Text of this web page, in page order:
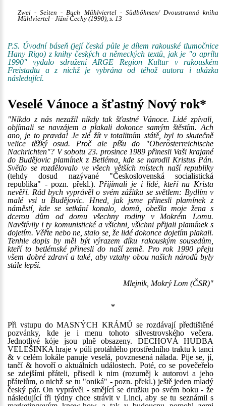
Zwei - Seiten - Buch Mühlviertel - Südböhmen/ Dvoustranná kniha
Mühlviertel - Jižní Čechy (1990), s. 13
P.S. Úvodní báseň (její česká půle je dílem rakouské tlumočnice
Hany Rigo) z knihy českých a německých textů, jak je "o aprílu
1990" vydalo sdružení ARGE Region Kultur v rakouském
Freistadtu a z nichž je vybrána od téhož autora i ukázka
následující.
Veselé Vánoce a šťastný Nový rok*
"Nikdo z nás nezažil nikdy tak šťastné Vánoce. Lidé zpívali,
objímali se navzájem a plakali dokonce samým štěstím. Ach
ano, je to pravda! Je zlé žít v totalitním státě, byl to skutečně
velice těžký osud. Proč ale píšu do "Oberösterreichische
Nachrichten"? V sobotu 23. prosince 1989 přinesli Vaši krajané
do Budějovic plamínek z Betléma, kde se narodil Kristus Pán.
Světlo se rozdělovalo ve všech větších místech naší republiky
(tehdy dosud nazývané "Československá socialistická
republika" - pozn. překl.). Přijímali je i lidé, kteří na Krista
nevěří. Rád bych vyprávěl o svém zážitku se světlem: Bydlím v
malé vsi u Budějovic. Hned, jak jsme přinesli plamínek z
náměstí, kde se setkání konalo, domů, obešla moje žena s
dcerou dům od domu všechny rodiny v Mokrém Lomu.
Navštívily i ty komunistické a všichni, všichni přijali plamínek s
dojetím. Věřte nebo ne, stalo se, že lidé dokonce dojetím plakali.
Tenhle dopis by měl být výrazem díku rakouským sousedům,
kteří to betlémské přinesli do naší země. Pro rok 1990 přeju
všem dobré zdraví a také, aby vztahy obou našich národů byly
stále lepší.
Mlejnik, Mokrý Lom (ČSR)"
*
Při vstupu do MASNÝCH KRÁMŮ se rozdávají předtištěné
pozvánky, kde je i menu tohoto silvestrovského večera.
Jednotlivé kóje jsou plně obsazeny. DECHOVÁ HUDBA
VELEŠINKA hraje v půli protáhlého prostředního traktu k tanci
& v celém lokále panuje veselá, povznesená nálada. Pije se, jí,
tančí & hovoří o aktuálních událostech. Poté, co se povečeřelo
se zdejšími přáteli, přisedl k nim (rozuměj k autorovi a jeho
přátelům, o nichž se tu "oniká" - pozn. překl.) ještě jeden mladý
český pár. On vyprávěl - smějící se družku po svém boku - že
následující tři týdny chce strávit v Linci, aby se tu seznámil s